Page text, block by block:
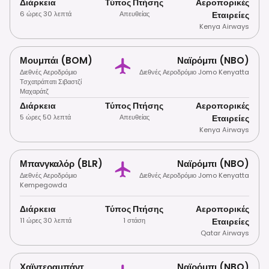
6 ώρες 30 λεπτά Απευθείας
Εταιρείες
Kenya Airways
Μουμπάι (BOM)
Διεθνές Αεροδρόμιο
Τσχατράπατι Σιβαστζί
Μαχαράτζ
Ναϊρόμπι (NBO)
Διεθνές Αεροδρόμιο Jomo Kenyatta
Διάρκεια
5 ώρες 50 λεπτά
Τύπος Πτήσης
Απευθείας
Αεροπορικές
Εταιρείες
Kenya Airways
Μπανγκαλόρ (BLR)
Διεθνές Αεροδρόμιο
Kempegowda
Ναϊρόμπι (NBO)
Διεθνές Αεροδρόμιο Jomo Kenyatta
Διάρκεια
11 ώρες 30 λεπτά
Τύπος Πτήσης
1 στάση
Αεροπορικές
Εταιρείες
Qatar Airways